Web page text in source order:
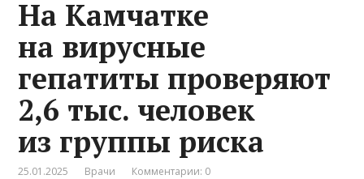
На Камчатке
на вирусные
гепатиты проверяют
2,6 тыс. человек
из группы риска
25.01.2025 Врачи Комментарии: 0